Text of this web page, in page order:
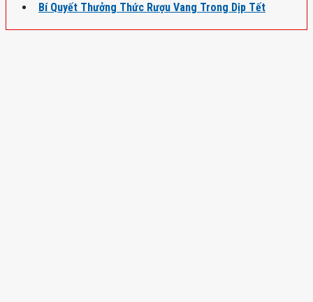
Bí Quyết Thưởng Thức Rượu Vang Trong Dịp Tết